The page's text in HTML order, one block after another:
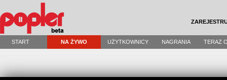
START NA ŻYWO UŻYTKOWNICY NAGRANIA TERAZ